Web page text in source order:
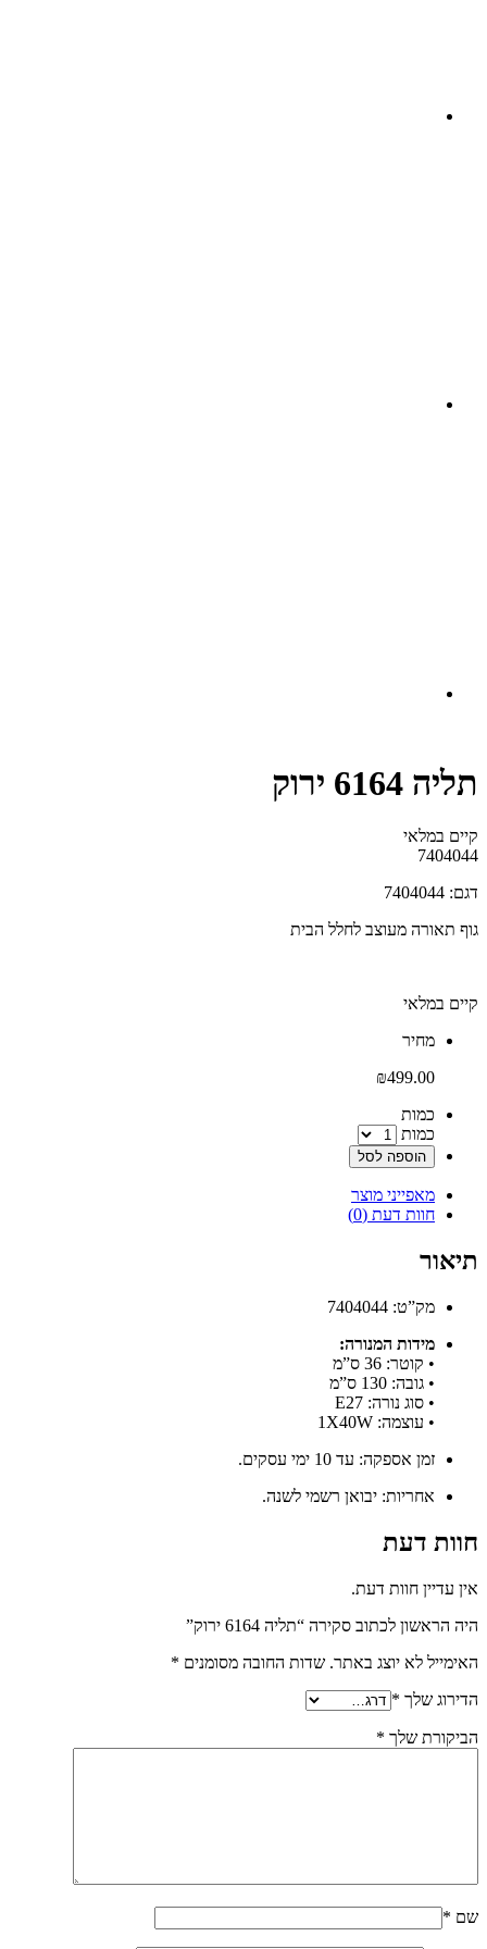
תליה 6164 ירוק
קיים במלאי‬
7404044
דגם: 7404044
גוף תאורה מעוצב לחלל הבית
קיים במלאי
‫מחיר‬
₪499.00
‫כמות‬
כמות
הוספה לסל
מאפייני מוצר
חוות דעת (0)
תיאור
מק”ט: 7404044
מידות המנורה:
• קוטר: 36 ס”מ
• גובה: 130 ס”מ
• סוג נורה: E27
• עוצמה: 1X40W
זמן אספקה: עד 10 ימי עסקים.
אחריות: יבואן רשמי לשנה.
חוות דעת
אין עדיין חוות דעת.
היה הראשון לכתוב סקירה “תליה 6164 ירוק”
האימייל לא יוצג באתר. שדות החובה מסומנים *
הדירוג שלך *
הביקורת שלך *
שם *